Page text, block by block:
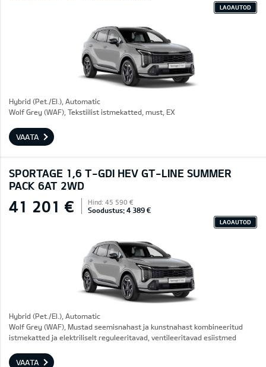
LAOAUTOD
Hybrid (Pet./El.), Automatic
Wolf Grey (WAF), Tekstiilist istmekatted, must, EX
VAATA
SPORTAGE 1,6 T-GDI HEV GT-LINE SUMMER
PACK 6AT 2WD
41 201 € Hind: 45 590 €
Soodustus: 4 389 €
LAOAUTOD
Hybrid (Pet./El.), Automatic
Wolf Grey (WAF), Mustad seemisnahast ja kunstnahast kombineeritud
istmekatted ja elektriliselt reguleeritavad, ventileeritavad esiistmed
VAATA